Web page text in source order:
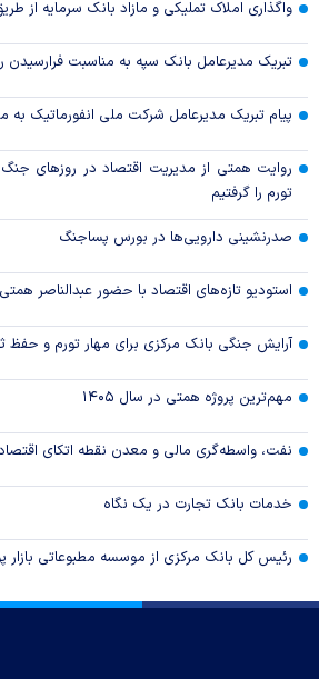
واگذاری املاک تملیکی و مازاد بانک سرمایه از
تبریک مدیرعامل بانک سپه به مناسبت فرارسیدن
پیام تبریک مدیرعامل شرکت ملی انفورماتیک به
روایت همتی از مدیریت اقتصاد در روزهای
تورم را گرفتیم
صدرنشینی دارویی‌ها در بورس پساجنگ
استودیو تازه‌های اقتصاد با حضور عبدالناصر همتی
آرایش جنگی بانک مرکزی برای مهار تورم و حفظ
مهم‌ترین پروژه همتی در سال ۱۴۰۵
نفت، واسطه‌گری مالی و معدن نقطه اتکای
خدمات بانک تجارت در یک نگاه
رئیس کل بانک مرکزی از موسسه مطبوعاتی بازار